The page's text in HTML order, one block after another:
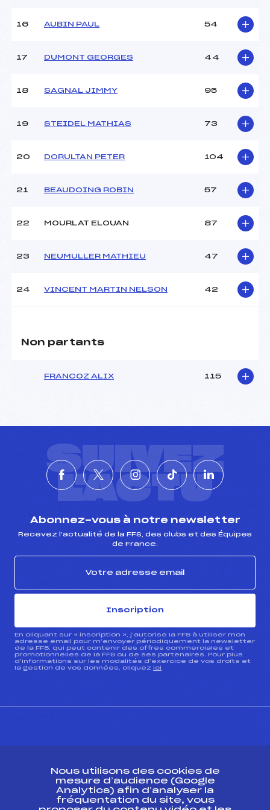
Catégorie :
U14
16 AUBIN PAUL 54
17 DUMONT GEORGES 44
18 SAGNAL JIMMY 95
19 STEIDEL MATHIAS 73
20 DORULTAN PETER 104
21 BEAUDOING ROBIN 57
22 MOURLAT ELOUAN 87
23 NEUMULLER MATHIEU 47
24 VINCENT MARTIN NELSON 42
Non partants
FRANCOZ ALIX 115
SUIVEZ
L'ACTU
Abonnez-vous à notre newsletter
Recevez l’actualité de la FFS, des clubs et des Équipes
de France.
Inscription
En cliquant sur « inscription », j’autorise la FFS à utiliser mon
adresse email pour m’envoyer périodiquement la newsletter
de la FFS, qui peut contenir des offres commerciales et
promotionnelles de la FFS ou de ses partenaires. Pour plus
d’informations sur les modalités d’exercice de vos droits et
la gestion de vos données, cliquez ici
Ressources
Nous utilisons des cookies de
mesure d’audience (Google
Analytics) afin d’analyser la
fréquentation du site, vous